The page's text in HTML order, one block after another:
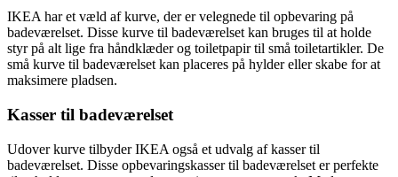
IKEA har et væld af kurve, der er velegnede til opbevaring på
badeværelset. Disse kurve til badeværelset kan bruges til at holde
styr på alt lige fra håndklæder og toiletpapir til små toiletartikler. De
små kurve til badeværelset kan placeres på hylder eller skabe for at
maksimere pladsen.
Kasser til badeværelset
Udover kurve tilbyder IKEA også et udvalg af kasser til
badeværelset. Disse opbevaringskasser til badeværelset er perfekte